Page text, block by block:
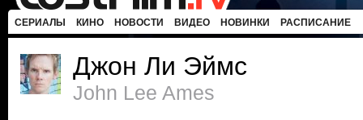
СЕРИАЛЫ КИНО НОВОСТИ ВИДЕО НОВИНКИ РАСПИСАНИЕ
Джон Ли Эймс
John Lee Ames